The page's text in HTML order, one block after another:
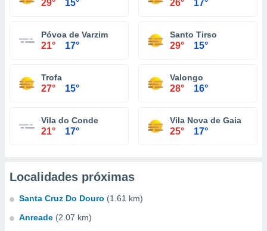
29° 15° 26° 17°
Póvoa de Varzim
21° 17°
Santo Tirso
29° 15°
Trofa
27° 15°
Valongo
28° 16°
Vila do Conde
21° 17°
Vila Nova de Gaia
25° 17°
Localidades próximas
Santa Cruz Do Douro (1.61 km)
Anreade (2.07 km)